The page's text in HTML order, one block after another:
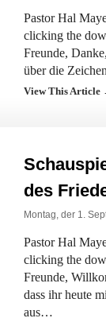
Pastor Hal
clicking the
Freunde,
über die
View This Article
des
Montag, der 1.
Pastor Hal
clicking the
Freunde,
dass ihr heute
aus…